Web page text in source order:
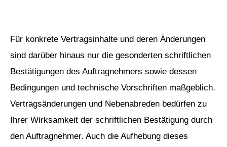
Für konkrete Vertragsinhalte und deren Änderungen
sind darüber hinaus nur die gesonderten schriftlichen
Bestätigungen des Auftragnehmers sowie dessen
Bedingungen und technische Vorschriften maßgeblich.
Vertragsänderungen und Nebenabreden bedürfen zu
Ihrer Wirksamkeit der schriftlichen Bestätigung durch
den Auftragnehmer. Auch die Aufhebung dieses